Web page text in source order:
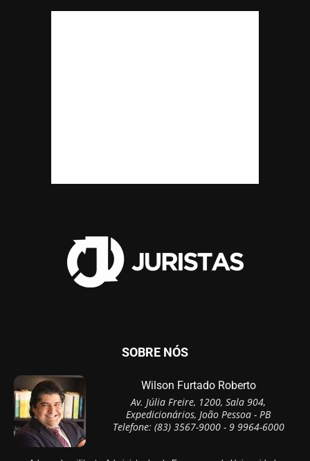
SOBRE NÓS
Wilson Furtado Roberto
Av. Júlia Freire, 1200, Sala 904,
Expedicionários, João Pessoa - PB
Telefone: (83) 3567-9000 - 9 9964-6000